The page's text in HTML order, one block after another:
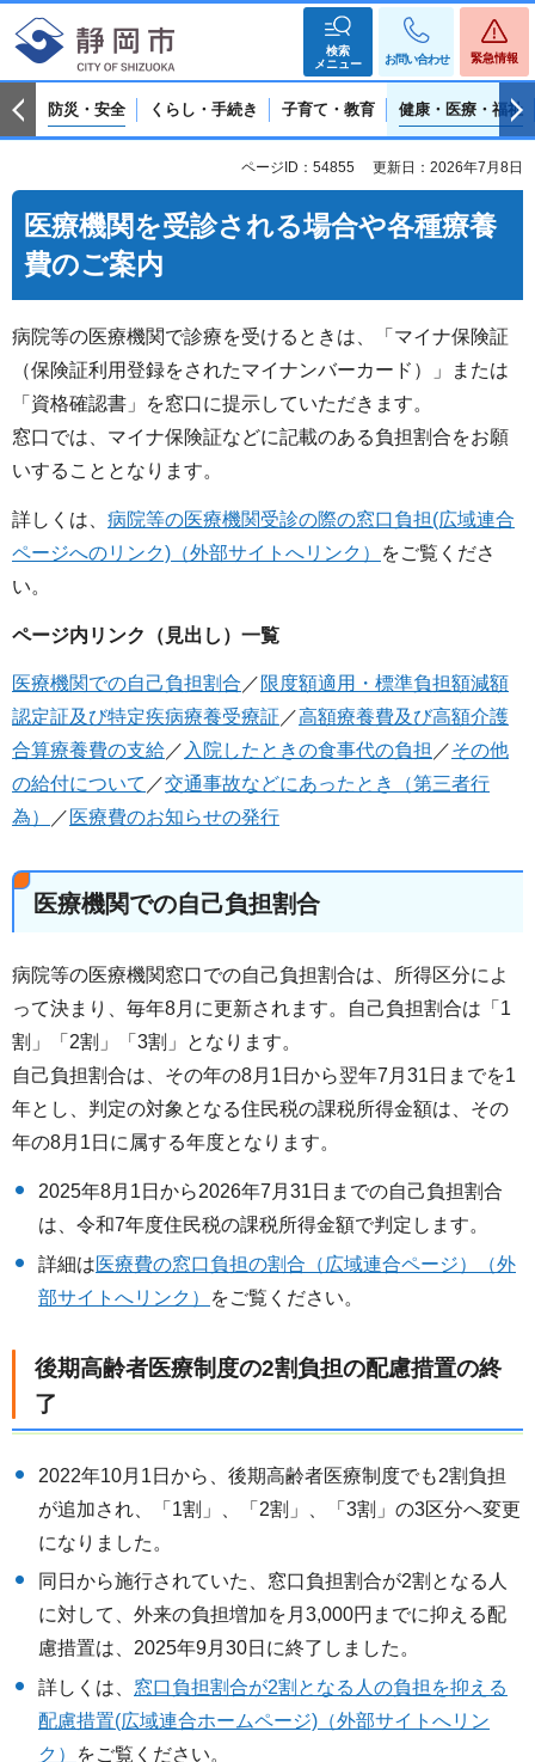
検索
メニュー
お問い合わせ 緊急情報
防災・安全 くらし・手続き 子育て・教育 健康・医療・福祉
ページID：54855 更新日：2026年7月8日
医療機関を受診される場合や各種療養
費のご案内
病院等の医療機関で診療を受けるときは、「マイナ保険証
（保険証利用登録をされたマイナンバーカード）」または
「資格確認書」を窓口に提示していただきます。
窓口では、マイナ保険証などに記載のある負担割合をお願
いすることとなります。
詳しくは、 病院等の医療機関受診の際の窓口負担(広域連合
ページへのリンク)（外部サイトへリンク）
をご覧くださ
い。
ページ内リンク（見出し）一覧
医療機関での自己負担割合 ／ 限度額適用・標準負担額減額
認定証及び特定疾病療養受療証 ／高額療養費及び高額介護
合算療養費の支給 ／ 入院したときの食事代の負担 ／その他
の給付について ／交通事故などにあったとき（第三者行
為）
／ 医療費のお知らせの発行
医療機関での自己負担割合
病院等の医療機関窓口での自己負担割合は、所得区分によ
って決まり、毎年8月に更新されます。自己負担割合は「1
割」「2割」「3割」となります。
自己負担割合は、その年の8月1日から翌年7月31日までを1
年とし、判定の対象となる住民税の課税所得金額は、その
年の8月1日に属する年度となります。
2025年8月1日から2026年7月31日までの自己負担割合
は、令和7年度住民税の課税所得金額で判定します。
詳細は医療費の窓口負担の割合（広域連合ページ）（外
部サイトへリンク）
をご覧ください。
後期高齢者医療制度の2割負担の配慮措置の終
了
2022年10月1日から、後期高齢者医療制度でも2割負担
が追加され、「1割」、「2割」、「3割」の3区分へ変更
になりました。
同日から施行されていた、窓口負担割合が2割となる人
に対して、外来の負担増加を月3,000円までに抑える配
慮措置は、2025年9月30日に終了しました。
詳しくは、 窓口負担割合が2割となる人の負担を抑える
配慮措置(広域連合ホームページ)（外部サイトへリン
ク）
をご覧ください。